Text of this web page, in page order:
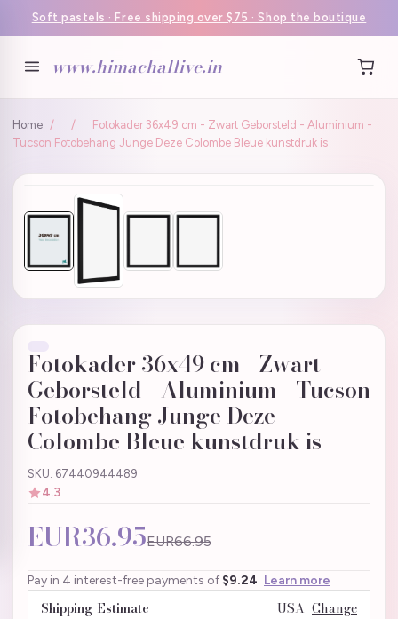
Soft pastels · Free shipping over $75 · Shop the boutique
www.himachallive.in
Home / /
Fotokader 36x49 cm - Zwart Geborsteld - Aluminium -
Tucson Fotobehang Junge Deze Colombe Bleue kunstdruk is
Fotokader 36x49 cm - Zwart
Geborsteld - Aluminium - Tucson
Fotobehang Junge Deze
Colombe Bleue kunstdruk is
SKU: 67440944489
4.3
EUR36.95EUR66.95
Pay in 4 interest-free payments of $9.24 Learn more
Shipping Estimate USA Change